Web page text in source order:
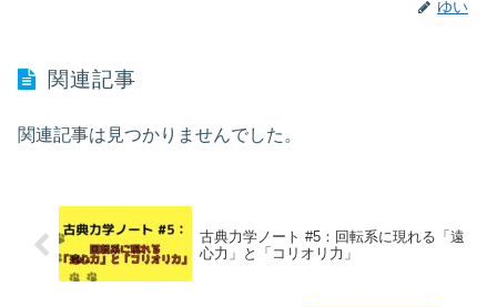
ゆい
関連記事
関連記事は見つかりませんでした。
古典力学ノート #5：回転系に現れる「遠
心力」と「コリオリ力」